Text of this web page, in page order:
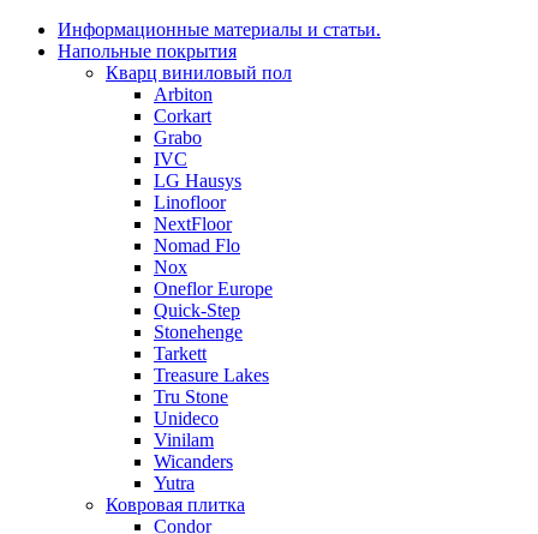
Информационные материалы и статьи.
Напольные покрытия
Кварц виниловый пол
Arbiton
Corkart
Grabo
IVC
LG Hausys
Linofloor
NextFloor
Nomad Flo
Nox
Oneflor Europe
Quick-Step
Stonehenge
Tarkett
Treasure Lakes
Tru Stone
Unideco
Vinilam
Wicanders
Yutra
Ковровая плитка
Condor